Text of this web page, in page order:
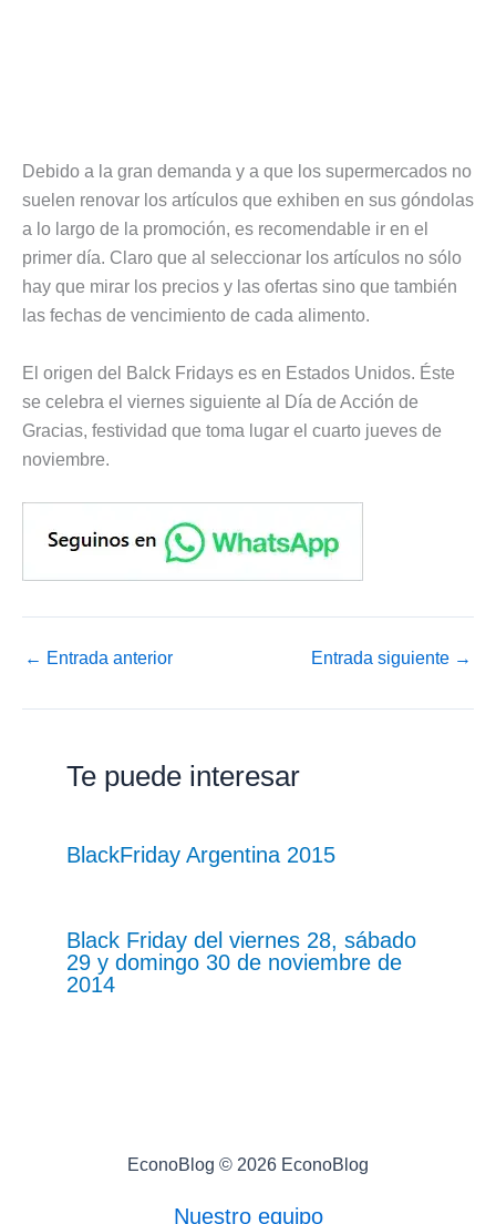
Debido a la gran demanda y a que los supermercados no
suelen renovar los artículos que exhiben en sus góndolas
a lo largo de la promoción, es recomendable ir en el
primer día. Claro que al seleccionar los artículos no sólo
hay que mirar los precios y las ofertas sino que también
las fechas de vencimiento de cada alimento.
El origen del Balck Fridays es en Estados Unidos. Éste
se celebra el viernes siguiente al Día de Acción de
Gracias, festividad que toma lugar el cuarto jueves de
noviembre.
← Entrada anterior Entrada siguiente →
Te puede interesar
BlackFriday Argentina 2015
Black Friday del viernes 28, sábado
29 y domingo 30 de noviembre de
2014
EconoBlog © 2026 EconoBlog
Nuestro equipo